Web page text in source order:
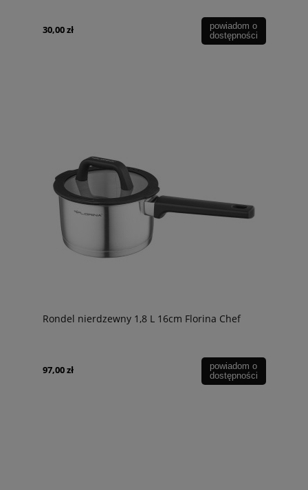
30,00 zł
powiadom o
dostępności
Rondel nierdzewny 1,8 L 16cm Florina Chef
97,00 zł
powiadom o
dostępności